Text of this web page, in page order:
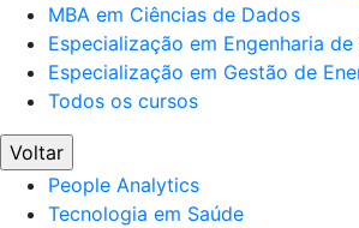
MBA em Ciências de Dados
Especialização em Engenharia
Especialização em Gestão de
Todos os cursos
Voltar
People Analytics
Tecnologia em Saúde